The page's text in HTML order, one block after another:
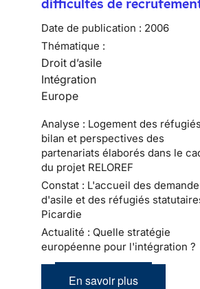
difficultés de
Date de publication : 2006
Thématique :
Droit d’asile
Intégration
Europe
Analyse : Logement des
bilan et perspectives des
partenariats élaborés dans le
du projet RELOREF
Constat : L'accueil des
d'asile et des réfugiés
Picardie
Actualité : Quelle stratégie
européenne pour l'intégration ?
En savoir plus